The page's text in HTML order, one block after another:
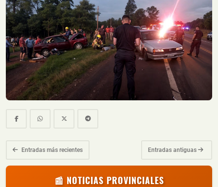
Entradas más recientes Entradas antiguas
📰 NOTICIAS PROVINCIALES